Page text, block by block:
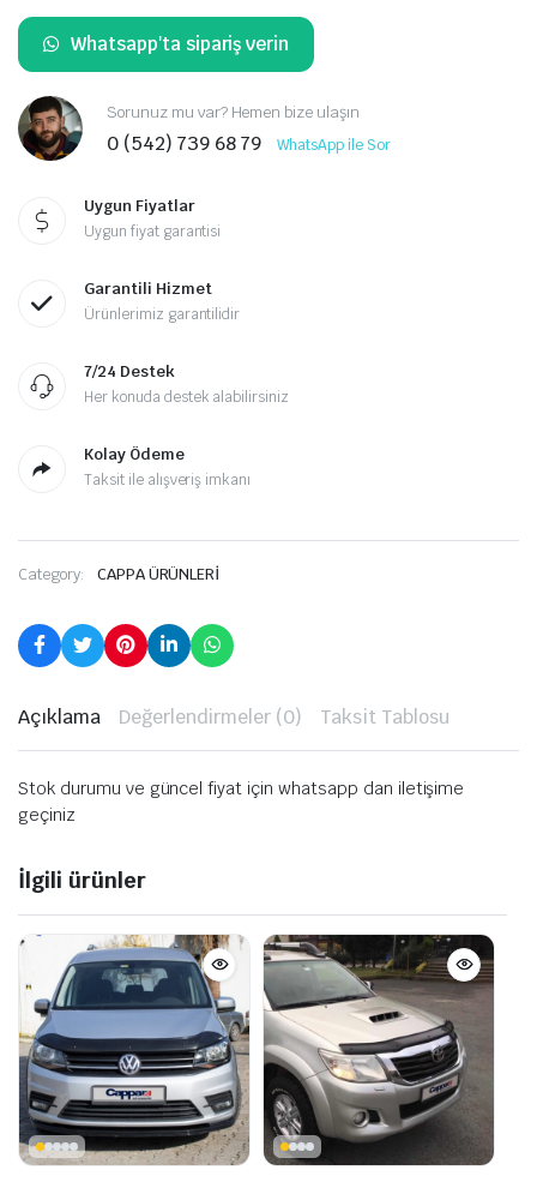
Whatsapp'ta sipariş verin
Sorunuz mu var? Hemen bize ulaşın
0 (542) 739 68 79 WhatsApp ile Sor
Uygun Fiyatlar
Uygun fiyat garantisi
Garantili Hizmet
Ürünlerimiz garantilidir
7/24 Destek
Her konuda destek alabilirsiniz
Kolay Ödeme
Taksit ile alışveriş imkanı
Category: CAPPA ÜRÜNLERİ
Açıklama Değerlendirmeler (0) Taksit Tablosu
Stok durumu ve güncel fiyat için whatsapp dan iletişime
geçiniz
İlgili ürünler